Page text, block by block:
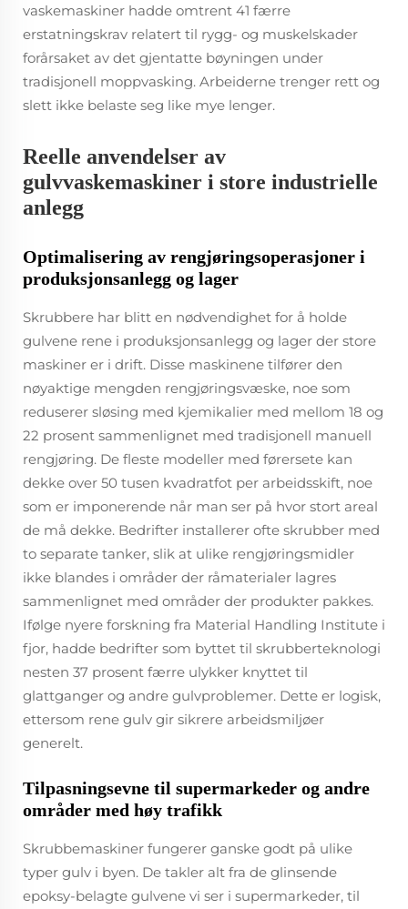
vaskemaskiner hadde omtrent 41 færre
erstatningskrav relatert til rygg- og muskelskader
forårsaket av det gjentatte bøyningen under
tradisjonell moppvasking. Arbeiderne trenger rett og
slett ikke belaste seg like mye lenger.
Reelle anvendelser av
gulvvaskemaskiner i store industrielle
anlegg
Optimalisering av rengjøringsoperasjoner i
produksjonsanlegg og lager
Skrubbere har blitt en nødvendighet for å holde
gulvene rene i produksjonsanlegg og lager der store
maskiner er i drift. Disse maskinene tilfører den
nøyaktige mengden rengjøringsvæske, noe som
reduserer sløsing med kjemikalier med mellom 18 og
22 prosent sammenlignet med tradisjonell manuell
rengjøring. De fleste modeller med førersete kan
dekke over 50 tusen kvadratfot per arbeidsskift, noe
som er imponerende når man ser på hvor stort areal
de må dekke. Bedrifter installerer ofte skrubber med
to separate tanker, slik at ulike rengjøringsmidler
ikke blandes i områder der råmaterialer lagres
sammenlignet med områder der produkter pakkes.
Ifølge nyere forskning fra Material Handling Institute i
fjor, hadde bedrifter som byttet til skrubberteknologi
nesten 37 prosent færre ulykker knyttet til
glattganger og andre gulvproblemer. Dette er logisk,
ettersom rene gulv gir sikrere arbeidsmiljøer
generelt.
Tilpasningsevne til supermarkeder og andre
områder med høy trafikk
Skrubbemaskiner fungerer ganske godt på ulike
typer gulv i byen. De takler alt fra de glinsende
epoksy-belagte gulvene vi ser i supermarkeder, til